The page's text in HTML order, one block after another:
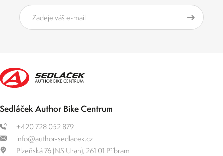
Sedláček Author Bike Centrum
+420 728 052 879
info@author-sedlacek.cz
Plzeňská 76 (NS Uran), 261 01 Příbram